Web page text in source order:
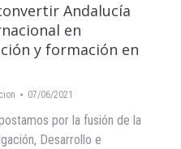
Andalucía
en
y formación en
07/06/2021
por la fusión de la
Desarrollo e